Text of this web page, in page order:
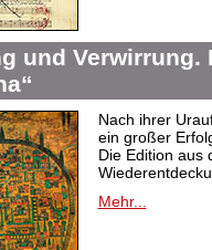
und
Nach ihrer
ein großer
Die Edition aus
Mehr...